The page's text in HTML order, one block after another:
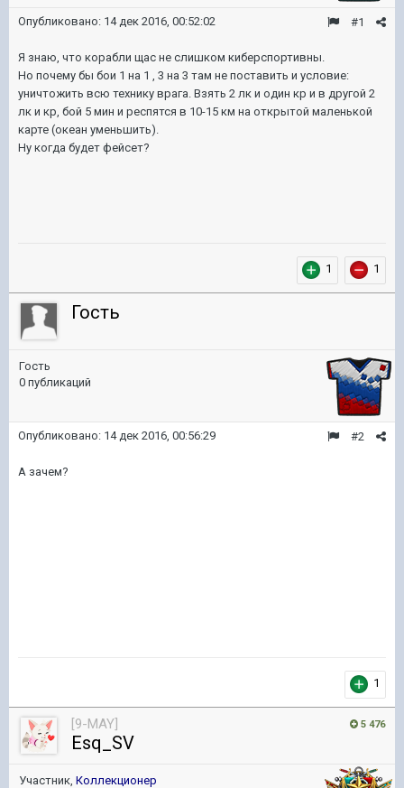
#1
Опубликовано: 14 дек 2016, 00:52:02
Я знаю, что корабли щас не слишком киберспортивны.
Но почему бы бои 1 на 1 , 3 на 3 там не поставить и условие:
уничтожить всю технику врага. Взять 2 лк и один кр и в другой 2
лк и кр, бой 5 мин и респятся в 10-15 км на открытой маленькой
карте (океан уменьшить).
Ну когда будет фейсет?
1 1
Гость
Гость
0 публикаций
#2
Опубликовано: 14 дек 2016, 00:56:29
А зачем?
1
5 476
[9-MAY]
Esq_SV
Участник, Коллекционер